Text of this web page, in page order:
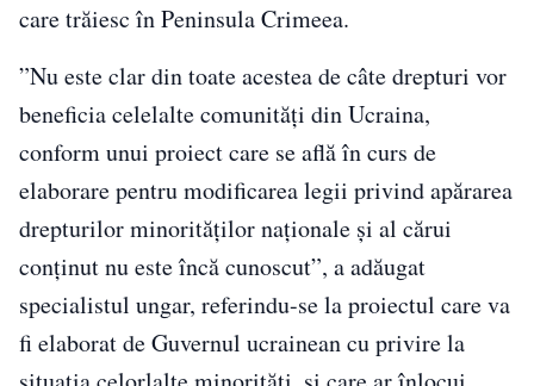
care trăiesc în Peninsula Crimeea.
”Nu este clar din toate acestea de câte drepturi vor
beneficia celelalte comunități din Ucraina,
conform unui proiect care se află în curs de
elaborare pentru modificarea legii privind apărarea
drepturilor minorităților naționale și al cărui
conținut nu este încă cunoscut”, a adăugat
specialistul ungar, referindu-se la proiectul care va
fi elaborat de Guvernul ucrainean cu privire la